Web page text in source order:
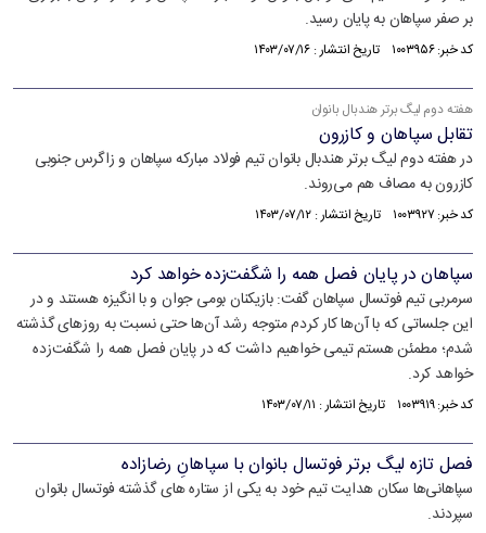
بر صفر سپاهان به پایان رسید.
کد خبر: ۱۰۰۳۹۵۶ تاریخ انتشار : ۱۴۰۳/۰۷/۱۶
هفته دوم لیگ برتر هندبال بانوان
تقابل سپاهان و کازرون
در هفته دوم لیگ برتر هندبال بانوان تیم فولاد مبارکه سپاهان و زاگرس جنوبی
کازرون به مصاف هم می‌روند.
کد خبر: ۱۰۰۳۹۲۷ تاریخ انتشار : ۱۴۰۳/۰۷/۱۲
سپاهان در پایان فصل همه را شگفت‌زده خواهد کرد
سرمربی تیم فوتسال سپاهان گفت: بازیکنان بومی جوان و با انگیزه هستند و در
این جلساتی که با آن‌ها کار کردم متوجه رشد آن‌ها حتی نسبت به روز‌های گذشته
شدم؛ مطمئن هستم تیمی خواهیم داشت که در پایان فصل همه را شگفت‌زده
خواهد کرد.
کد خبر: ۱۰۰۳۹۱۹ تاریخ انتشار : ۱۴۰۳/۰۷/۱۱
فصل تازه لیگ برتر فوتسال بانوان با سپاهانِ رضازاده
سپاهانی‌ها سکان هدایت تیم خود به یکی از ستاره های گذشته فوتسال بانوان
سپردند.